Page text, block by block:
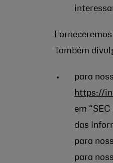
Também
para
https://
em
das
para
para